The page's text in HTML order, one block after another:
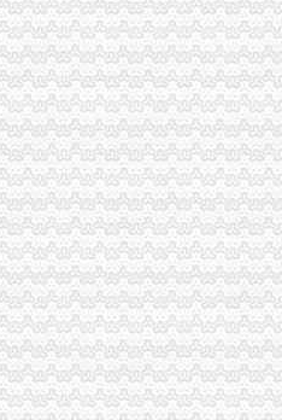
执照被吊销了怎么办-广东深圳
证代办,签证办理流程,食品